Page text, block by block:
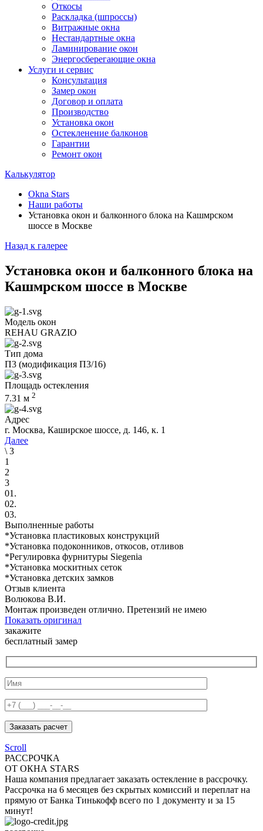
Откосы
Раскладка (шпроссы)
Витражные окна
Нестандартные окна
Ламинирование окон
Энергосберегающие окна
Услуги и сервис
Консультация
Замер окон
Договор и оплата
Производство
Установка окон
Остекленение балконов
Гарантии
Ремонт окон
Калькулятор
Okna Stars
Наши работы
Установка окон и балконного блока на Кашмрском
шоссе в Москве
Назад к галерее
Установка окон и балконного блока на
Кашмрском шоссе в Москве
Модель окон
REHAU GRAZIO
Тип дома
П3 (модификация П3/16)
Площадь остекления
7.31 м 2
Адрес
г. Москва, Каширское шоссе, д. 146, к. 1
Далее
\ 3
1
2
3
01.
02.
03.
Выполненные работы
*Установка пластиковых конструкций
*Установка подоконников, откосов, отливов
*Регулировка фурнитуры Siegenia
*Установка москитных сеток
*Установка детских замков
Отзыв клиента
Волюкова В.И.
Монтаж произведен отлично. Претензий не имею
Показать оригинал
закажите
бесплатный замер
Заказать расчет
Scroll
РАССРОЧКА
ОТ ОКНА STARS
Наша компания предлагает заказать остекление в рассрочку.
Рассрочка на 6 месяцев без скрытых комиссий и переплат на
прямую от Банка Тинькофф всего по 1 документу и за 15
минут!